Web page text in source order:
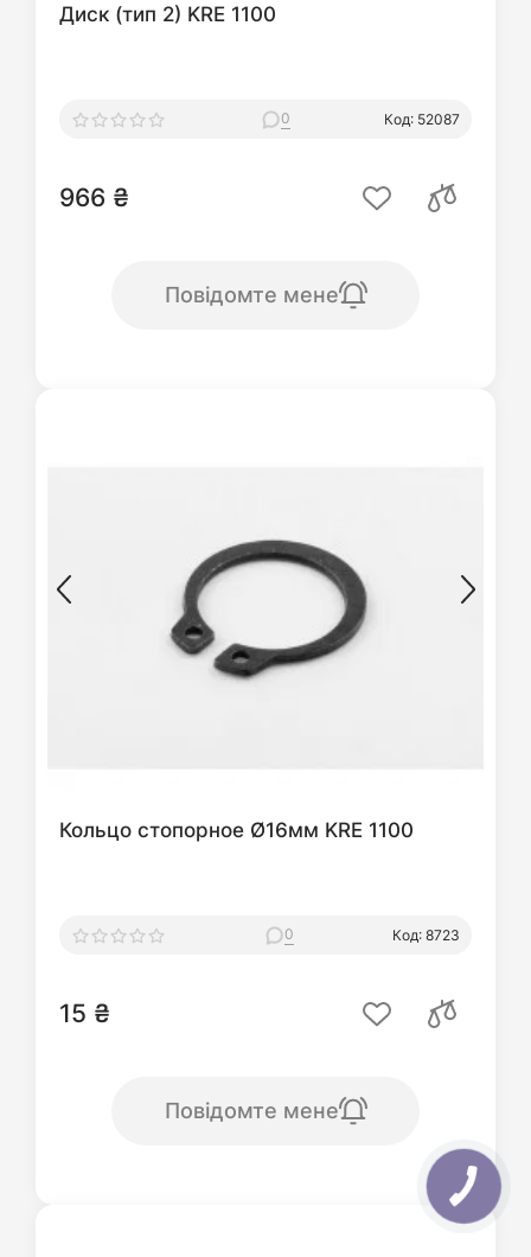
Диск (тип 2) KRE 1100
0 Код: 52087
966 ₴
Повідомте мене
Кольцо стопорное Ø16мм KRE 1100
0 Код: 8723
15 ₴
Повідомте мене